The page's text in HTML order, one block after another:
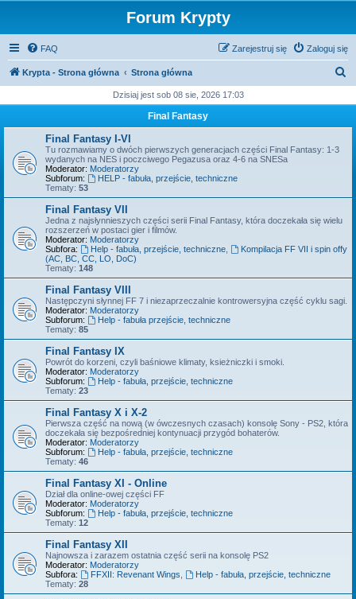
Forum Krypty
FAQ Zaloguj się
Zarejestruj się
Krypta - Strona główna Strona główna
k
Dzisiaj jest sob 08 sie, 2026 17:03
Final Fantasy
Final Fantasy I-VI
Tu rozmawiamy o dwóch pierwszych generacjach części Final Fantasy: 1-3
wydanych na NES i poczciwego Pegazusa oraz 4-6 na SNESa
Moderator: Moderatorzy
Subforum:
HELP - fabuła, przejście, techniczne
Tematy: 53
Final Fantasy VII
Jedna z najsłynnieszych części serii Final Fantasy, która doczekała się wielu
rozszerzeń w postaci gier i filmów.
Moderator: Moderatorzy
Subfora:
Help - fabuła, przejście, techniczne,
Kompilacja FF VII i spin offy
(AC, BC, CC, LO, DoC)
Tematy: 148
Final Fantasy VIII
Następczyni słynnej FF 7 i niezaprzeczalnie kontrowersyjna część cyklu sagi.
Moderator: Moderatorzy
Subforum:
Help - fabuła przejście, techniczne
Tematy: 85
Final Fantasy IX
Powrót do korzeni, czyli baśniowe klimaty, ksieżniczki i smoki.
Moderator: Moderatorzy
Subforum:
Help - fabuła, przejście, techniczne
Tematy: 23
Final Fantasy X i X-2
Pierwsza część na nową (w ówczesnych czasach) konsolę Sony - PS2, która
doczekała się bezpośredniej kontynuacji przygód bohaterów.
Moderator: Moderatorzy
Subforum:
Help - fabuła, przejście, techniczne
Tematy: 46
Final Fantasy XI - Online
Dział dla online-owej części FF
Moderator: Moderatorzy
Subforum:
Help - fabuła, przejście, techniczne
Tematy: 12
Final Fantasy XII
Najnowsza i zarazem ostatnia część serii na konsolę PS2
Moderator: Moderatorzy
Subfora:
FFXII: Revenant Wings
Help - fabuła, przejście, techniczne
Tematy: 28